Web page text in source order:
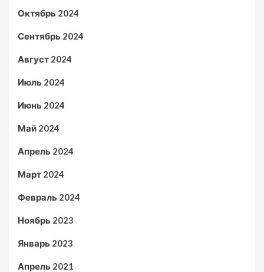
Октябрь 2024
Сентябрь 2024
Август 2024
Июль 2024
Июнь 2024
Май 2024
Апрель 2024
Март 2024
Февраль 2024
Ноябрь 2023
Январь 2023
Апрель 2021